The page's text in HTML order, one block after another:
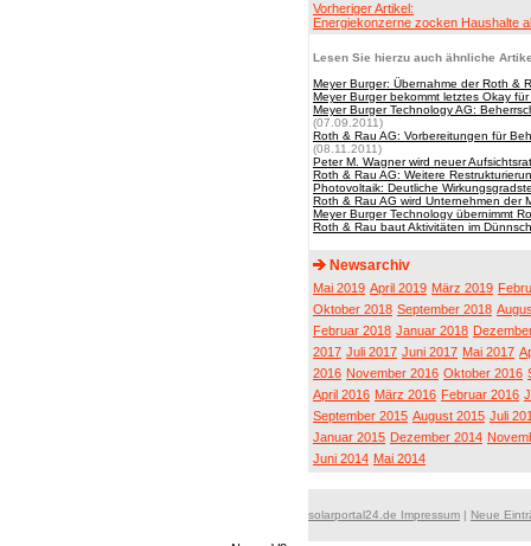
Vorheriger Artikel:
Energiekonzerne zocken Haushalte
Lesen Sie hierzu auch ähnliche
Meyer Burger: Übernahme der Roth &
Meyer Burger bekommt letztes Okay
Meyer Burger Technology AG:
(07.09.2011)
Roth & Rau AG: Vorbereitungen für
(08.11.2011)
Peter M. Wagner wird neuer
Roth & Rau AG: Weitere
Photovoltaik: Deutliche
Roth & Rau AG wird Unternehmen der
Meyer Burger Technology übernimmt
Roth & Rau baut Aktivitäten im
Newsarchiv
Mai 2019 April 2019 März 2019
Oktober 2018 September 2018
Februar 2018 Januar 2018
2017 Juli 2017 Juni 2017 Mai 2017
2016 November 2016 Oktober 2016
April 2016 März 2016 Februar 2016
September 2015 August 2015 Juli
Januar 2015 Dezember 2014
Juni 2014 Mai 2014
solarportal24.de Impressum | Neue